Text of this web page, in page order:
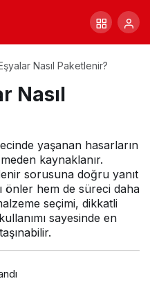
Nasıl Paketlenir?
Nasıl
yaşanan hasarların
kaynaklanır.
sorusuna doğru yanıt
önler hem de süreci daha
seçimi, dikkatli
sayesinde en
Mantıklı mı?